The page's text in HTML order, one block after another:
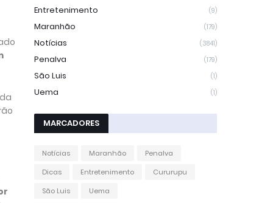
Entretenimento (9)
Maranhão (179)
Notícias (3841)
Penalva (179)
São Luis (1)
Uema (1)
MARCADORES
Notícias Maranhão
Penalva
Dicas
Entretenimento
Cururupu
São Luis
Uema